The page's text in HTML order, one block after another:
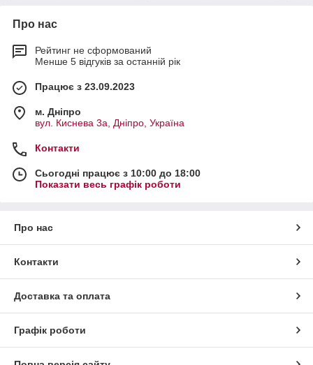
Про нас
Рейтинг не сформований
Менше 5 відгуків за останній рік
Працює з 23.09.2023
м. Дніпро
вул. Киснева 3а, Дніпро, Україна
Контакти
Сьогодні працює з 10:00 до 18:00
Показати весь графік роботи
Про нас
Контакти
Доставка та оплата
Графік роботи